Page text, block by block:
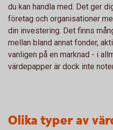
du kan handla med. Det ger
företag och organisationer
din investering. Det finns
mellan bland annat fonder,
vanligen på en marknad - i
värdepapper är dock inte
Olika typer av